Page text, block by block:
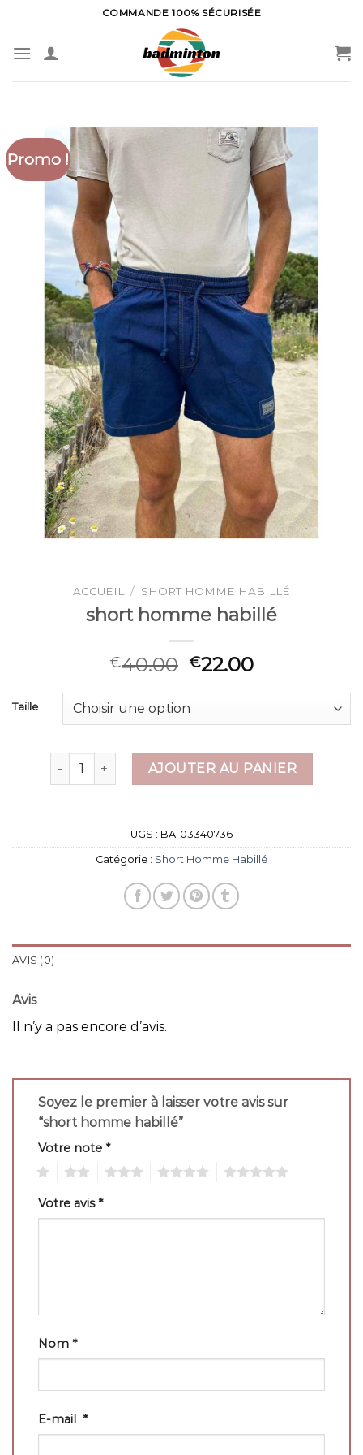
content
COMMANDE 100% SÉCURISÉE
Promo !
ACCUEIL / SHORT HOMME HABILLÉ
short homme habillé
€40.00 €22.00
Taille
quantité de short homme habillé
AJOUTER AU PANIER
UGS : BA-03340736
Catégorie : Short Homme Habillé
AVIS (0)
Avis
Il n’y a pas encore d’avis.
Soyez le premier à laisser votre avis sur
“short homme habillé”
Votre note *
Votre avis*
Nom *
E-mail *